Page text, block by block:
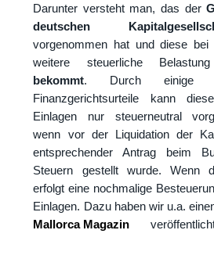
Darunter versteht man, das der
deutschen
vorgenommen hat und diese bei
weitere steuerliche
bekommt. Durch einige
Finanzgerichtsurteile kann
Einlagen nur steuerneutral
wenn vor der Liquidation der
entsprechender Antrag beim
Steuern gestellt wurde. Wenn
erfolgt eine nochmalige
Einlagen. Dazu haben wir u.a.
Mallorca Magazin